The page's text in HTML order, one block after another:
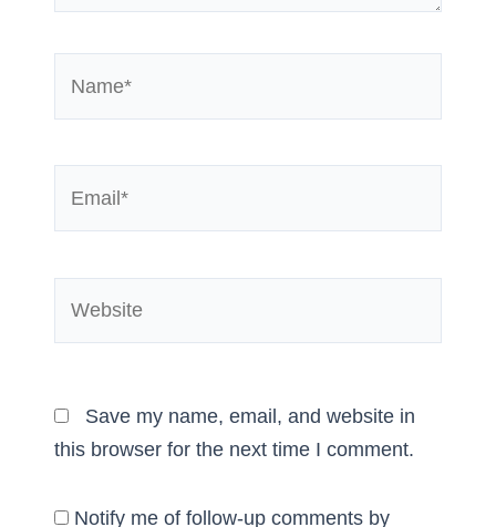
Save my name, email, and website in
this browser for the next time I comment.
Notify me of follow-up comments by